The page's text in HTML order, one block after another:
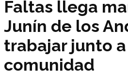
Faltas llega
Junín de los
trabajar junto
comunidad